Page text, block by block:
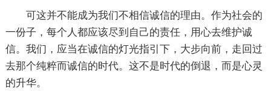
可这并不能成为我们不相信诚信的理由。作为社会的
一份子，每个人都应该尽到自己的责任，用心去维护诚
信。我们，应当在诚信的灯光指引下，大步向前，走回过
去那个纯粹而诚信的时代。这不是时代的倒退，而是心灵
的升华。